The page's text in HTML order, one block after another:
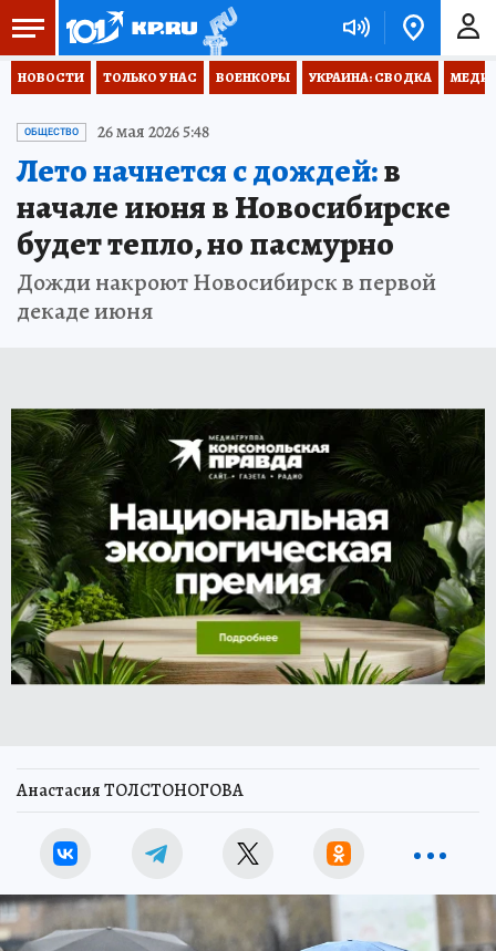
НОВОСТИ ТОЛЬКО У НАС ВОЕНКОРЫ УКРАИНА: СВОДКА
ОБЩЕСТВО 26 мая 2026 5:48
Лето начнется с дождей:в
начале июня в Новосибирске
будет тепло, но пасмурно
Дожди накроют Новосибирск в первой
декаде июня
Анастасия ТОЛСТОНОГОВА